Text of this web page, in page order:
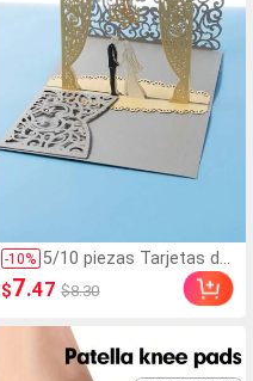
-10% 5/10 piezas Tarjetas de
invitación caladas, Invit
ación de boda, Estilo eu
leaños, Reunión
$7.47 $8.30